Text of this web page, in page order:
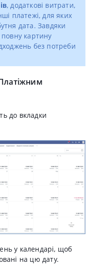
, додаткові витрати,
платежі, для яких
дата. Завдяки
картину
без потреби
до вкладки
у календарі, щоб
на цю дату.